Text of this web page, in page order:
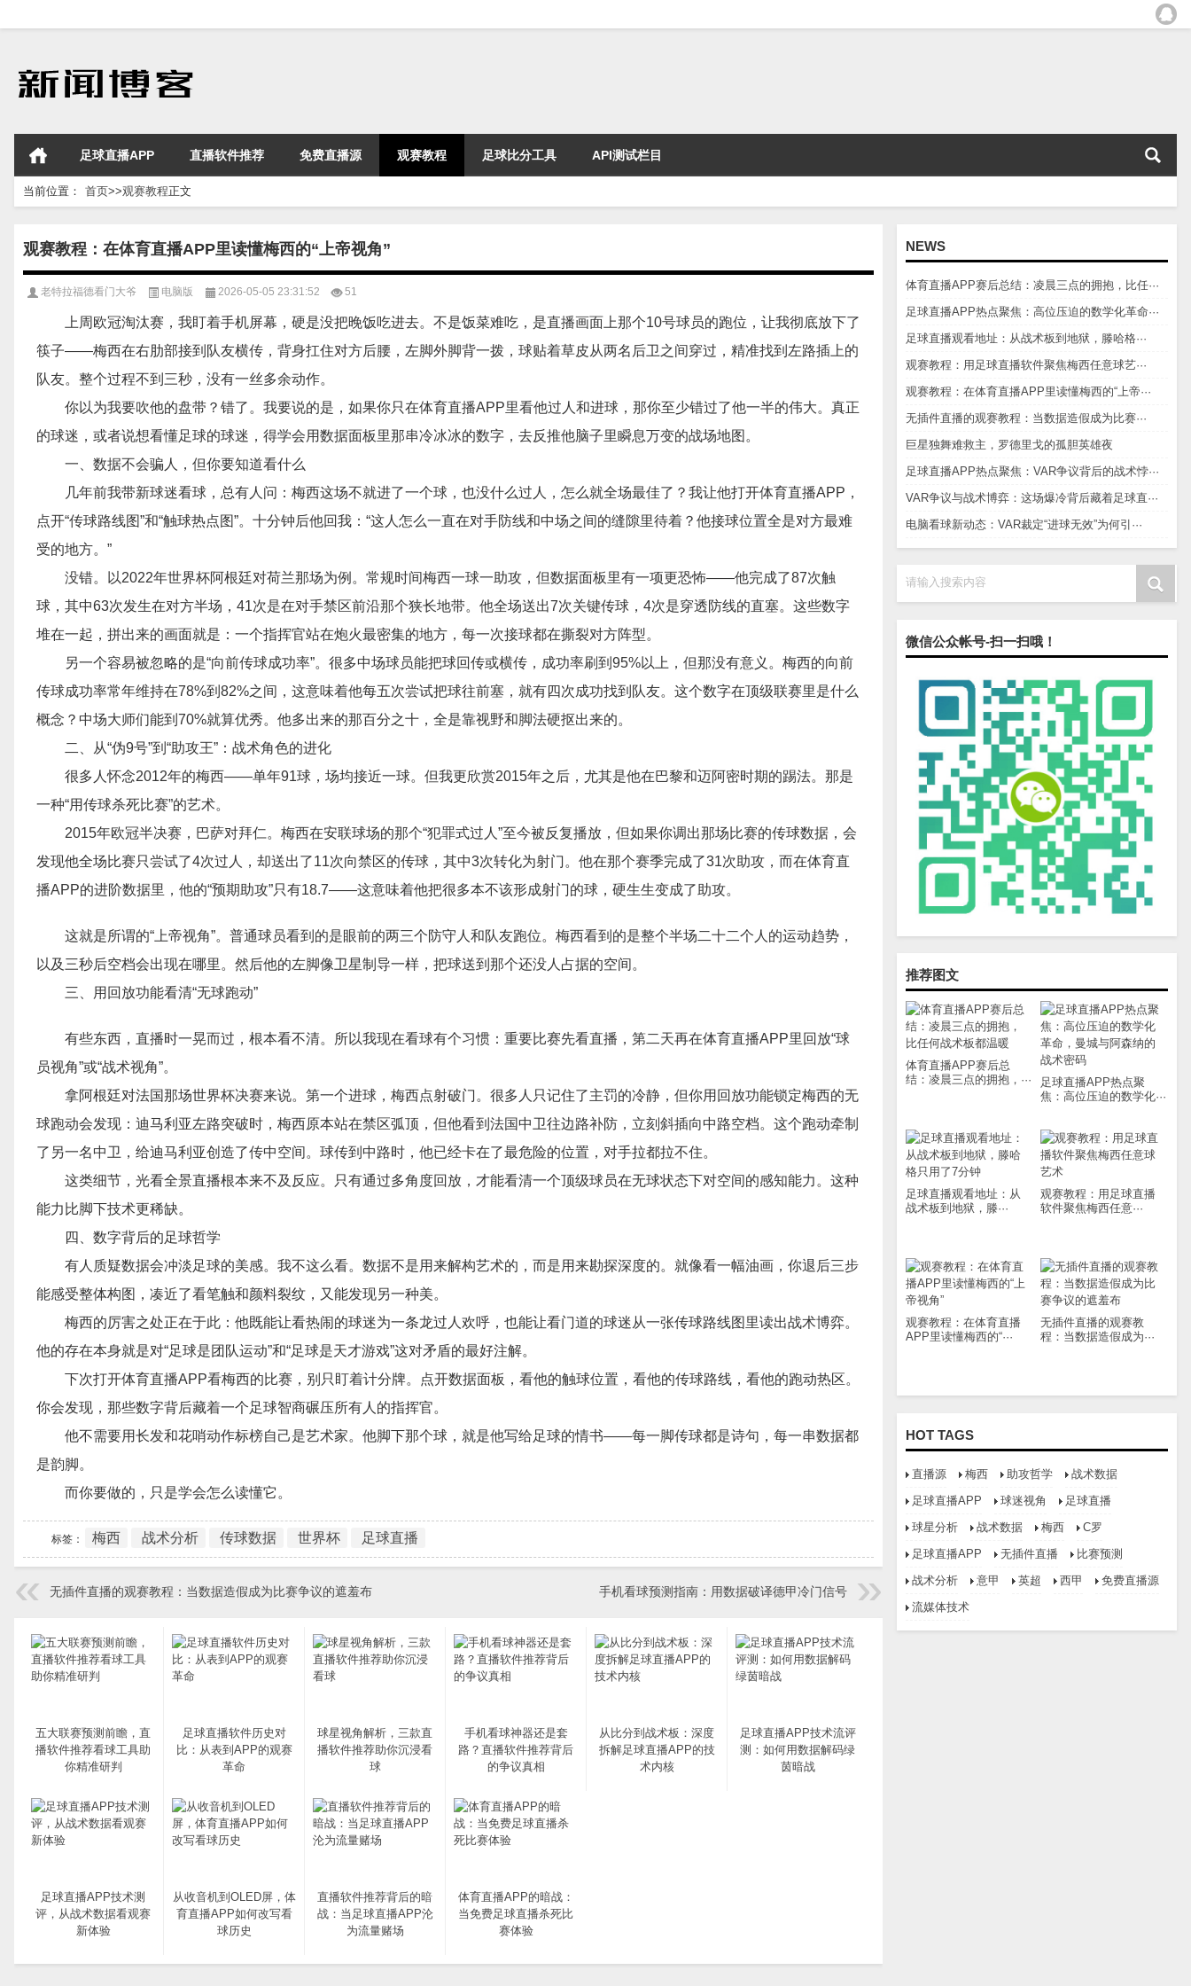
足球直播APP 直播软件推荐 免费直播源 观赛教程 足球比分工具 API测试栏目
当前位置： 首页>>观赛教程正文
NEWS
体育直播APP赛后总结：凌晨三点的拥抱，比任···
足球直播APP热点聚焦：高位压迫的数学化革命···
足球直播观看地址：从战术板到地狱，滕哈格···
观赛教程：用足球直播软件聚焦梅西任意球艺···
观赛教程：在体育直播APP里读懂梅西的“上帝···
无插件直播的观赛教程：当数据造假成为比赛···
巨星独舞难救主，罗德里戈的孤胆英雄夜
足球直播APP热点聚焦：VAR争议背后的战术悖···
VAR争议与战术博弈：这场爆冷背后藏着足球直···
电脑看球新动态：VAR裁定“进球无效”为何引···
请输入搜索内容
微信公众帐号-扫一扫哦！
推荐图文
体育直播APP赛后总
结：凌晨三点的拥抱，···
足球直播APP热点聚
焦：高位压迫的数学化···
足球直播观看地址：从
战术板到地狱，滕···
观赛教程：用足球直播
软件聚焦梅西任意···
观赛教程：在体育直播
APP里读懂梅西的“···
无插件直播的观赛教
程：当数据造假成为···
HOT TAGS
直播源 梅西 助攻哲学
战术数据
足球直播APP
球迷视角
足球直播
球星分析
战术数据 梅西
C罗
足球直播APP
无插件直播
比赛预测
战术分析
意甲 英超 西甲
免费直播源
流媒体技术
观赛教程：在体育直播APP里读懂梅西的“上帝视角”
老特拉福德看门大爷 电脑版 2026-05-05 23:31:52 51
上周欧冠淘汰赛，我盯着手机屏幕，硬是没把晚饭吃进去。不是饭菜难吃，是直播画面上那个10号球员的跑位，让我彻底放下了
筷子——梅西在右肋部接到队友横传，背身扛住对方后腰，左脚外脚背一拨，球贴着草皮从两名后卫之间穿过，精准找到左路插上的
队友。整个过程不到三秒，没有一丝多余动作。
你以为我要吹他的盘带？错了。我要说的是，如果你只在体育直播APP里看他过人和进球，那你至少错过了他一半的伟大。真正
的球迷，或者说想看懂足球的球迷，得学会用数据面板里那串冷冰冰的数字，去反推他脑子里瞬息万变的战场地图。
一、数据不会骗人，但你要知道看什么
几年前我带新球迷看球，总有人问：梅西这场不就进了一个球，也没什么过人，怎么就全场最佳了？我让他打开体育直播APP，
点开“传球路线图”和“触球热点图”。十分钟后他回我：“这人怎么一直在对手防线和中场之间的缝隙里待着？他接球位置全是对方最难
受的地方。”
没错。以2022年世界杯阿根廷对荷兰那场为例。常规时间梅西一球一助攻，但数据面板里有一项更恐怖——他完成了87次触
球，其中63次发生在对方半场，41次是在对手禁区前沿那个狭长地带。他全场送出7次关键传球，4次是穿透防线的直塞。这些数字
堆在一起，拼出来的画面就是：一个指挥官站在炮火最密集的地方，每一次接球都在撕裂对方阵型。
另一个容易被忽略的是“向前传球成功率”。很多中场球员能把球回传或横传，成功率刷到95%以上，但那没有意义。梅西的向前
传球成功率常年维持在78%到82%之间，这意味着他每五次尝试把球往前塞，就有四次成功找到队友。这个数字在顶级联赛里是什么
概念？中场大师们能到70%就算优秀。他多出来的那百分之十，全是靠视野和脚法硬抠出来的。
二、从“伪9号”到“助攻王”：战术角色的进化
很多人怀念2012年的梅西——单年91球，场均接近一球。但我更欣赏2015年之后，尤其是他在巴黎和迈阿密时期的踢法。那是
一种“用传球杀死比赛”的艺术。
2015年欧冠半决赛，巴萨对拜仁。梅西在安联球场的那个“犯罪式过人”至今被反复播放，但如果你调出那场比赛的传球数据，会
发现他全场比赛只尝试了4次过人，却送出了11次向禁区的传球，其中3次转化为射门。他在那个赛季完成了31次助攻，而在体育直
播APP的进阶数据里，他的“预期助攻”只有18.7——这意味着他把很多本不该形成射门的球，硬生生变成了助攻。
这就是所谓的“上帝视角”。普通球员看到的是眼前的两三个防守人和队友跑位。梅西看到的是整个半场二十二个人的运动趋势，
以及三秒后空档会出现在哪里。然后他的左脚像卫星制导一样，把球送到那个还没人占据的空间。
三、用回放功能看清“无球跑动”
有些东西，直播时一晃而过，根本看不清。所以我现在看球有个习惯：重要比赛先看直播，第二天再在体育直播APP里回放“球
员视角”或“战术视角”。
拿阿根廷对法国那场世界杯决赛来说。第一个进球，梅西点射破门。很多人只记住了主罚的冷静，但你用回放功能锁定梅西的无
球跑动会发现：迪马利亚左路突破时，梅西原本站在禁区弧顶，但他看到法国中卫往边路补防，立刻斜插向中路空档。这个跑动牵制
了另一名中卫，给迪马利亚创造了传中空间。球传到中路时，他已经卡在了最危险的位置，对手拉都拉不住。
这类细节，光看全景直播根本来不及反应。只有通过多角度回放，才能看清一个顶级球员在无球状态下对空间的感知能力。这种
能力比脚下技术更稀缺。
四、数字背后的足球哲学
有人质疑数据会冲淡足球的美感。我不这么看。数据不是用来解构艺术的，而是用来勘探深度的。就像看一幅油画，你退后三步
能感受整体构图，凑近了看笔触和颜料裂纹，又能发现另一种美。
梅西的厉害之处正在于此：他既能让看热闹的球迷为一条龙过人欢呼，也能让看门道的球迷从一张传球路线图里读出战术博弈。
他的存在本身就是对“足球是团队运动”和“足球是天才游戏”这对矛盾的最好注解。
下次打开体育直播APP看梅西的比赛，别只盯着计分牌。点开数据面板，看他的触球位置，看他的传球路线，看他的跑动热区。
你会发现，那些数字背后藏着一个足球智商碾压所有人的指挥官。
他不需要用长发和花哨动作标榜自己是艺术家。他脚下那个球，就是他写给足球的情书——每一脚传球都是诗句，每一串数据都
是韵脚。
而你要做的，只是学会怎么读懂它。
标签： 梅西 战术分析 传球数据 世界杯 足球直播
无插件直播的观赛教程：当数据造假成为比赛争议的遮羞布 手机看球预测指南：用数据破译德甲冷门信号
五大联赛预测前瞻，直
播软件推荐看球工具助
你精准研判
足球直播软件历史对
比：从表到APP的观赛
革命
球星视角解析，三款直
播软件推荐助你沉浸看
球
手机看球神器还是套
路？直播软件推荐背后
的争议真相
从比分到战术板：深度
拆解足球直播APP的技
术内核
足球直播APP技术流评
测：如何用数据解码绿
茵暗战
足球直播APP技术测
评，从战术数据看观赛
新体验
从收音机到OLED屏，体
育直播APP如何改写看
球历史
直播软件推荐背后的暗
战：当足球直播APP沦
为流量赌场
体育直播APP的暗战：
当免费足球直播杀死比
赛体验